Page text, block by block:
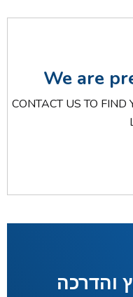
We are
CONTACT US TO FIND
והדרכה